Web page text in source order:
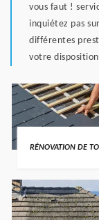
vous faut !
inquiétez pas
différentes
votre
RÉNOVATION DE